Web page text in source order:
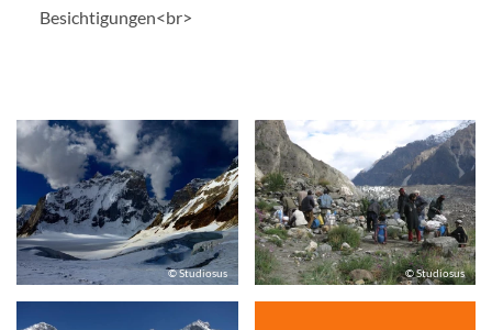
Besichtigungen<br>
© Studiosus © Studiosus